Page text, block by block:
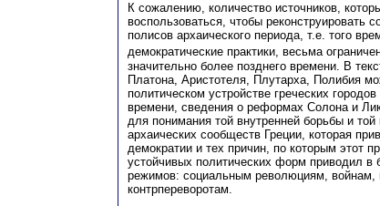
К сожалению, количество источников,
воспользоваться, чтобы реконструировать
полисов архаического периода, т.е. того
демократические практики, весьма
значительно более позднего времени. В
Платона, Аристотеля, Плутарха, Полибия
политическом устройстве греческих
времени, сведения о реформах Солона и
для понимания той внутренней борьбы и той
архаических сообществ Греции, которая
демократии и тех причин, по которым этот
устойчивых политических форм приводил в
режимов: социальным революциям, войнам,
контрпереворотам.